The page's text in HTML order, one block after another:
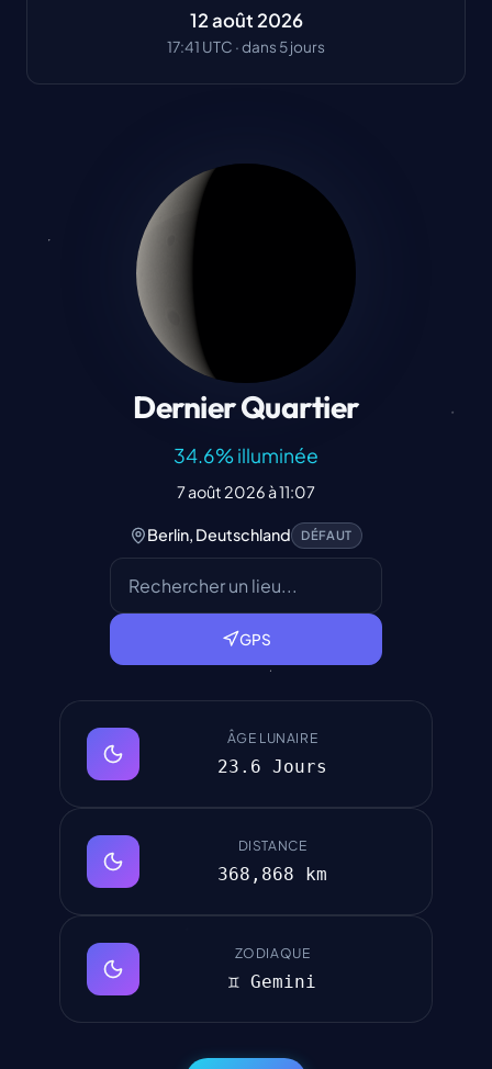
12 août 2026
17:41 UTC ·dans 5 jours
Dernier Quartier
34.6%illuminée
7 août 2026 à 11:07
Berlin, Deutschland DÉFAUT
GPS
ÂGE LUNAIRE
23.6 Jours
DISTANCE
368,868 km
ZODIAQUE
♊ Gemini